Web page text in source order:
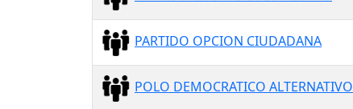
PARTIDO OPCION CIUDADANA
POLO DEMOCRATICO ALTERNATIVO